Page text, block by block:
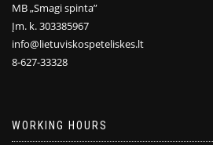
MB „Smagi spinta”
Įm. k. 303385967
info@lietuviskospeteliskes.lt
8-627-33328
WORKING HOURS